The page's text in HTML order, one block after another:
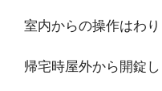
室内からの操作はわ
帰宅時屋外から開錠